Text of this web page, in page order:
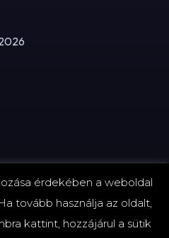
érdekében a weboldal
tovább használja az oldalt,
kattint, hozzájárul a sütik